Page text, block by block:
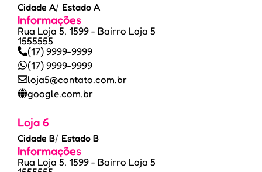
Cidade A/ Estado A
Informações
Rua Loja 5, 1599 - Bairro Loja 5
1555555
(17) 9999-9999
(17) 9999-9999
loja5@contato.com.br
google.com.br
Loja 6
Cidade B/ Estado B
Informações
Rua Loja 5, 1599 - Bairro Loja 5